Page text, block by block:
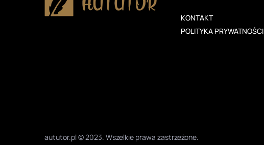
KONTAKT
POLITYKA PRYWATNOŚCI
aututor.pl © 2023. Wszelkie prawa zastrzeżone.